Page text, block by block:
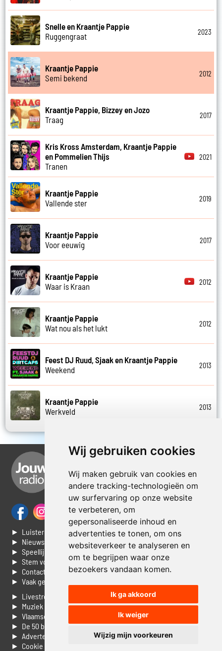
Wij gebruiken cookies
Wij maken gebruik van cookies en
andere tracking-technologieën om
uw surfervaring op onze website
te verbeteren, om
gepersonaliseerde inhoud en
advertenties te tonen, om ons
websiteverkeer te analyseren en
om te begrijpen waar onze
bezoekers vandaan komen.
Ik ga akkoord
Ik weiger
Wijzig mijn voorkeuren
Snelle en Kraantje Pappie
Ruggengraat
2023
Kraantje Pappie
Semi bekend
2012
Kraantje Pappie, Bizzey en Jozo
Traag
2017
Kris Kross Amsterdam, Kraantje Pappie
en Pommelien Thijs
Tranen
2021
Kraantje Pappie
Vallende ster
2019
Kraantje Pappie
Voor eeuwig
2017
Kraantje Pappie
Waar is Kraan
2012
Kraantje Pappie
Wat nou als het lukt
2012
Feest DJ Ruud, Sjaak en Kraantje Pappie
Weekend
2013
Kraantje Pappie
Werkveld
2013
► Luisteren naar Jouwradio
► Nieuws
► Speellijst
► Stem voor de Dag top 3
► Contacteer ons
► Vaak gestelde vragen
► Livestream informatie
► Muziek opzoeken
► Vlaamse 100 Aller tijden
► De 50 beste van...
► Adverteren op Jouwradio
► Cookie voorkeuren wijzigen